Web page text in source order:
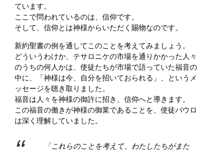
ています。
ここで問われているのは、信仰です。
そして、信仰とは神様からいただく賜物なのです。
新約聖書の例を通してこのことを考えてみましょう。
どういうわけか、テサロニケの市場を通りかかった人々
のうちの何人かは、使徒たちが市場で語っていた福音の
中に、「神様は今、自分を招いておられる」、というメ
ッセージを聴き取りました。
福音は人々を神様の御許に招き、信仰へと導きます。
この福音の働きが神様の御業であることを、使徒パウロ
は深く理解していました。
「これらのことを考えて、わたしたちがまた